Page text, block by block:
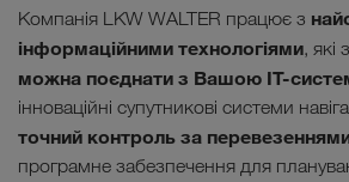
Компанія LKW WALTER працює з
інформаційними технологіями, які
можна поєднати з Вашою ІТ-
інноваційні супутникові системи
точний контроль за
програмне забезпечення для